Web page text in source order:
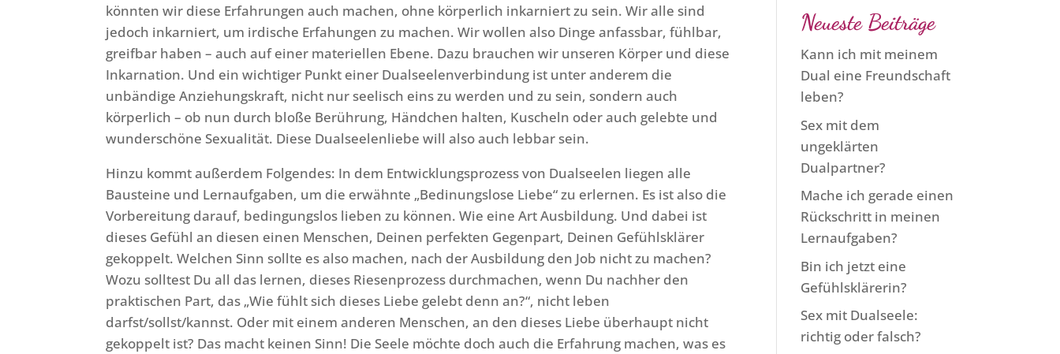
könnten wir diese Erfahrungen auch machen, ohne körperlich inkarniert zu sein. Wir alle sind
jedoch inkarniert, um irdische Erfahungen zu machen. Wir wollen also Dinge anfassbar, fühlbar,
greifbar haben – auch auf einer materiellen Ebene. Dazu brauchen wir unseren Körper und diese
Inkarnation. Und ein wichtiger Punkt einer Dualseelenverbindung ist unter anderem die
unbändige Anziehungskraft, nicht nur seelisch eins zu werden und zu sein, sondern auch
körperlich – ob nun durch bloße Berührung, Händchen halten, Kuscheln oder auch gelebte und
wunderschöne Sexualität. Diese Dualseelenliebe will also auch lebbar sein.
Hinzu kommt außerdem Folgendes: In dem Entwicklungsprozess von Dualseelen liegen alle
Bausteine und Lernaufgaben, um die erwähnte „Bedinungslose Liebe“ zu erlernen. Es ist also die
Vorbereitung darauf, bedingungslos lieben zu können. Wie eine Art Ausbildung. Und dabei ist
dieses Gefühl an diesen einen Menschen, Deinen perfekten Gegenpart, Deinen Gefühlsklärer
gekoppelt. Welchen Sinn sollte es also machen, nach der Ausbildung den Job nicht zu machen?
Wozu solltest Du all das lernen, dieses Riesenprozess durchmachen, wenn Du nachher den
praktischen Part, das „Wie fühlt sich dieses Liebe gelebt denn an?“, nicht leben
darfst/sollst/kannst. Oder mit einem anderen Menschen, an den dieses Liebe überhaupt nicht
gekoppelt ist? Das macht keinen Sinn! Die Seele möchte doch auch die Erfahrung machen, was es
Neueste Beiträge
Kann ich mit meinem
Dual eine Freundschaft
leben?
Sex mit dem
ungeklärten
Dualpartner?
Mache ich gerade einen
Rückschritt in meinen
Lernaufgaben?
Bin ich jetzt eine
Gefühlsklärerin?
Sex mit Dualseele:
richtig oder falsch?